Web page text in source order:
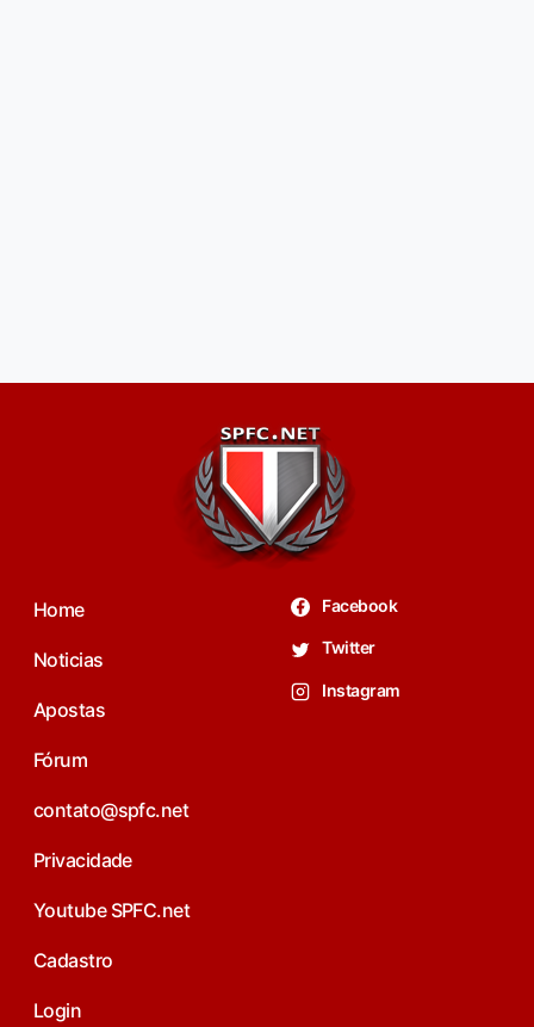
Home
Noticias
Apostas
Fórum
contato@spfc.net
Privacidade
Youtube SPFC.net
Cadastro
Login
Facebook
Twitter
Instagram